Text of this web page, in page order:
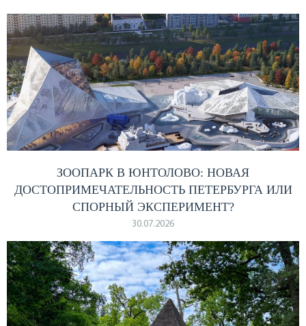
ЗООПАРК В ЮНТОЛОВО: НОВАЯ
ДОСТОПРИМЕЧАТЕЛЬНОСТЬ ПЕТЕРБУРГА ИЛИ
СПОРНЫЙ ЭКСПЕРИМЕНТ?
30.07.2026